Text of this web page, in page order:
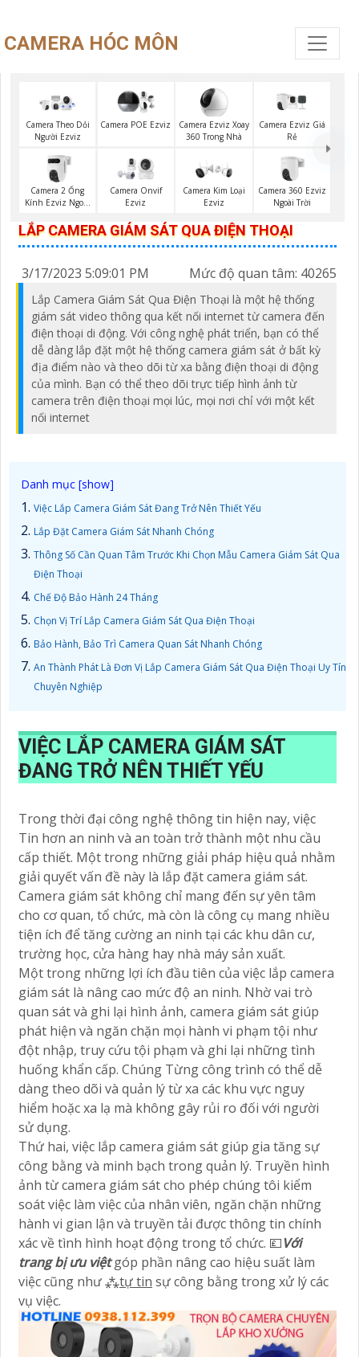
CAMERA HÓC MÔN
Camera Theo Dỏi
Người Ezviz
Camera POE Ezviz
Camera Ezviz Xoay
360 Trong Nhà
Camera Ezviz Giá
Rẻ
Camera 2 Ống
Kính Ezviz Ngoài
Camera Onvif
Ezviz
Camera Kim Loại
Ezviz
Camera 360 Ezviz
Ngoài Trời
LẮP CAMERA GIÁM SÁT QUA ĐIỆN THOẠI
3/17/2023 5:09:01 PM Mức độ quan tâm: 40265
Lắp Camera Giám Sát Qua Điện Thoại là một hệ thống
giám sát video thông qua kết nối internet từ camera đến
điện thoại di động. Với công nghệ phát triển, bạn có thể
dễ dàng lắp đặt một hệ thống camera giám sát ở bất kỳ
địa điểm nào và theo dõi từ xa bằng điện thoại di động
của mình. Bạn có thể theo dõi trực tiếp hình ảnh từ
camera trên điện thoại mọi lúc, mọi nơi chỉ với một kết
nối internet
Việc Lắp Camera Giám Sát Đang Trở Nên Thiết Yếu
Lắp Đặt Camera Giám Sát Nhanh Chóng
Thông Số Cần Quan Tâm Trước Khi Chọn Mẫu Camera Giám Sát Qua
Điện Thoại
Chế Độ Bảo Hành 24 Tháng
Chọn Vị Trí Lắp Camera Giám Sát Qua Điện Thoại
Bảo Hành, Bảo Trì Camera Quan Sát Nhanh Chóng
An Thành Phát Là Đơn Vị Lắp Camera Giám Sát Qua Điện Thoại Uy Tín
Chuyên Nghiệp
VIỆC LẮP CAMERA GIÁM SÁT
ĐANG TRỞ NÊN THIẾT YẾU
Trong thời đại công nghệ thông tin hiện nay, việc
Tin hơn an ninh và an toàn trở thành một nhu cầu
cấp thiết. Một trong những giải pháp hiệu quả nhằm
giải quyết vấn đề này là lắp đặt camera giám sát.
Camera giám sát không chỉ mang đến sự yên tâm
cho cơ quan, tổ chức, mà còn là công cụ mang nhiều
tiện ích để tăng cường an ninh tại các khu dân cư,
trường học, cửa hàng hay nhà máy sản xuất.
Một trong những lợi ích đầu tiên của việc lắp camera
giám sát là nâng cao mức độ an ninh. Nhờ vai trò
quan sát và ghi lại hình ảnh, camera giám sát giúp
phát hiện và ngăn chặn mọi hành vi phạm tội như
đột nhập, truy cứu tội phạm và ghi lại những tình
huống khẩn cấp. Chúng Từng công trình có thể dễ
dàng theo dõi và quản lý từ xa các khu vực nguy
hiểm hoặc xa lạ mà không gây rủi ro đối với người
sử dụng.
Thứ hai, việc lắp camera giám sát giúp gia tăng sự
công bằng và minh bạch trong quản lý. Truyền hình
ảnh từ camera giám sát cho phép chúng tôi kiểm
soát việc làm việc của nhân viên, ngăn chặn những
hành vi gian lận và truyền tải được thông tin chính
xác về tình hình hoạt động trong tổ chức. 💷Với
trang bị ưu việtgóp phần nâng cao hiệu suất làm
việc cũng như ⁂tự tin sự công bằng trong xử lý các
vụ việc.